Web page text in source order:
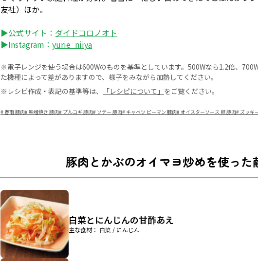
友社）ほか。
▶公式サイト： ダイドコロノオト
▶Instagram： yurie_niiya
※電子レンジを使う場合は600Wのものを基準としています。500Wなら1.2倍、
た機種によって差がありますので、様子をみながら加熱してください。
※レシピ作成・表記の基準等は、
「レシピについて」 をご覧ください。
# 春雨 豚肉#味噌焼き 豚肉# プルコギ 豚肉# ソテー 豚肉# キャベツ ピーマン 豚肉#オイスターソース 卵 豚肉# ズッキ
豚肉とかぶのオイマヨ炒めを使った
白菜とにんじんの甘酢あえ
主な食材： 白菜 / にんじん